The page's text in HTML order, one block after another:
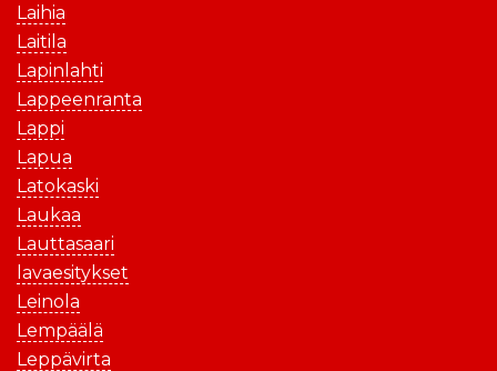
Laihia
Laitila
Lapinlahti
Lappeenranta
Lappi
Lapua
Latokaski
Laukaa
Lauttasaari
lavaesitykset
Leinola
Lempäälä
Leppävirta